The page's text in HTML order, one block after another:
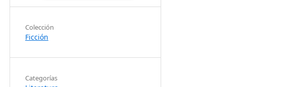
Colección
Ficción
Categorías